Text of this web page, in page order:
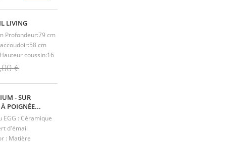
LIVING
Profondeur:79 cm
cm
coussin:16
et
€
- SUR
POIGNÉE...
EGG : Céramique
d'émail
: Matière